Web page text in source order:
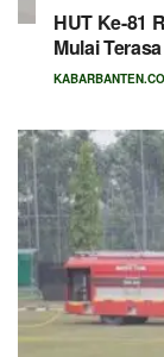
HUT Ke-81
Mulai